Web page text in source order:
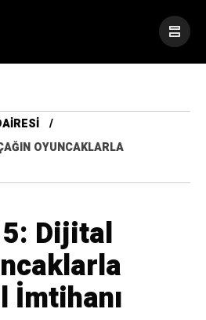
OYUNCAKLARLA
Dijital
İmtihanı